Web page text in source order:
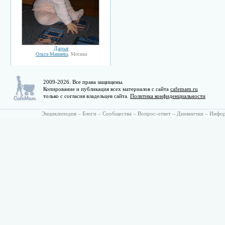
Дарья
Ольга Мамаева, Москва
2009-2026. Все права защищены.
Копирование и публикация всех материалов с сайта cafemam.ru
только с согласия владельцев сайта. Политика конфиденциальности
Энциклопедия – Блоги – Сообщества – Вопрос-ответ – Дневнички –